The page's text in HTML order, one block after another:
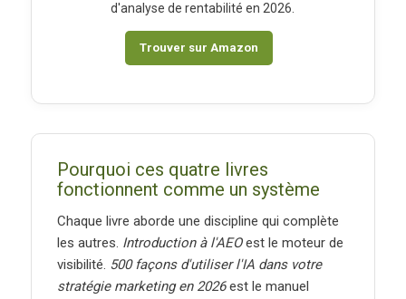
d'analyse de rentabilité en 2026.
Trouver sur Amazon
Pourquoi ces quatre livres
fonctionnent comme un système
Chaque livre aborde une discipline qui complète
les autres. Introduction à l'AEOest le moteur de
visibilité. 500 façons d'utiliser l'IA dans votre
stratégie marketing en 2026est le manuel